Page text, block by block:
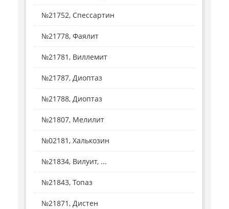
№21752, Спессартин
№21778, Фаялит
№21781, Виллемит
№21787, Диоптаз
№21788, Диоптаз
№21807, Мелилит
№02181, Халькозин
№21834, Вилуит, ...
№21843, Топаз
№21871, Дистен